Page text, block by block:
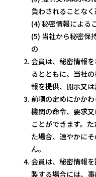
負わされることな
(4) 秘密情報による
(5) 当社から秘密保
の
会員は、秘密情報
るとともに、当社
報を提供、開示又は
前項の定めにかか
機関の命令、要求
ことができます。
た場合、速やかに
ん。
会員は、秘密情報
製する場合には、